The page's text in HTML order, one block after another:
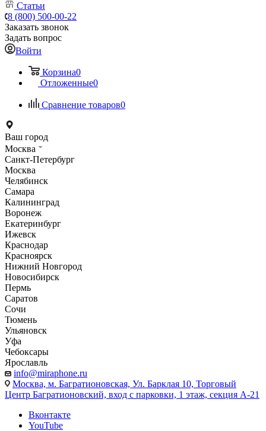
Статьи
8 (800) 500-00-22
Заказать звонок
Задать вопрос
Войти
Корзина0
Отложенные0
Сравнение товаров0
Ваш город
Москва
Санкт-Петербург
Москва
Челябинск
Самара
Калининград
Воронеж
Екатеринбург
Ижевск
Краснодар
Красноярск
Нижний Новгород
Новосибирск
Пермь
Саратов
Сочи
Тюмень
Ульяновск
Уфа
Чебоксары
Ярославль
info@miraphone.ru
Москва, м. Багратионовская, Ул. Барклая 10, Торговый
Центр Багратионовский, вход с парковки, 1 этаж, секция А-21
Вконтакте
YouTube